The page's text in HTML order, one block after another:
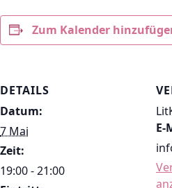
Zum Kalender
DETAILS
Datum:
7 Mai
Zeit:
19:00 - 21:00
E-